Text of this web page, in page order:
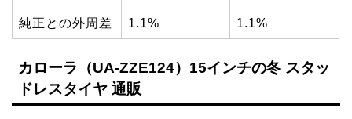
純正との外周差 1.1% 1.1%
カローラ（UA-ZZE124）15インチの冬 スタッ
ドレスタイヤ 通販